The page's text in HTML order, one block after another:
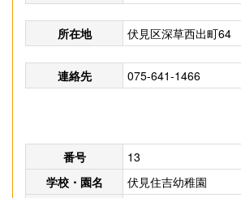
所在地 伏見区深草西出町64
連絡先 075-641-1466
番号
13
学校・園名
伏見住吉幼稚園